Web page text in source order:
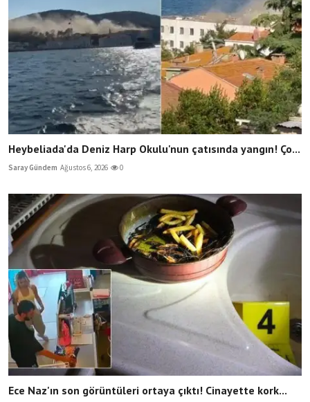
Heybeliada'da Deniz Harp Okulu'nun çatısında yangın! Ço...
Saray Gündem Ağustos 6, 2026 0
Ece Naz'ın son görüntüleri ortaya çıktı! Cinayette kork...